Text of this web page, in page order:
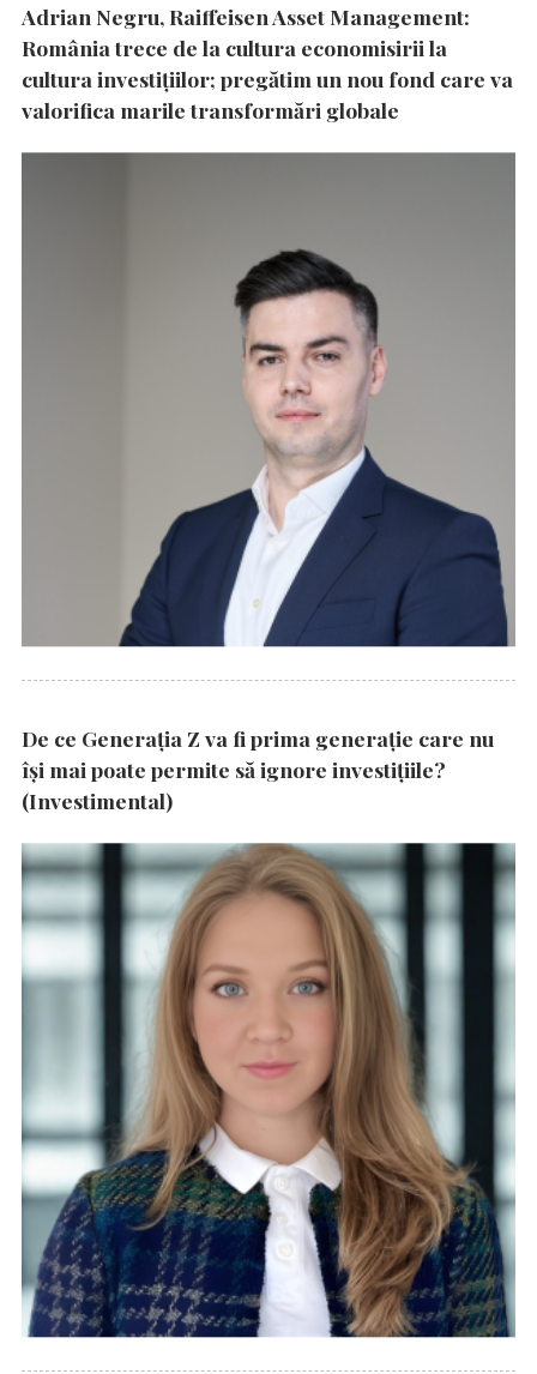
Adrian Negru, Raiffeisen Asset Management:
România trece de la cultura economisirii la
cultura investițiilor; pregătim un nou fond care va
valorifica marile transformări globale
De ce Generația Z va fi prima generație care nu
își mai poate permite să ignore investițiile?
(Investimental)